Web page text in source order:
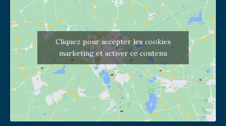
Cliquez pour accepter les cookies
marketing et activer ce contenu